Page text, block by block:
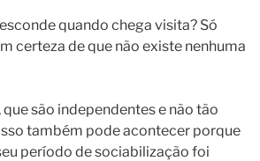
quando chega visita? Só
certeza de que não existe nenhuma
são independentes e não tão
também pode acontecer porque
período de sociabilização foi